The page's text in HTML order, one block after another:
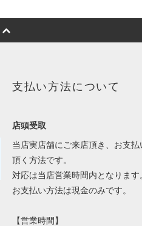
支払い方法について
店頭受取
当店実店舗にご来店頂き、お支払
頂く方法です。
対応は当店営業時間内となります
お支払い方法は現金のみです。
【営業時間】